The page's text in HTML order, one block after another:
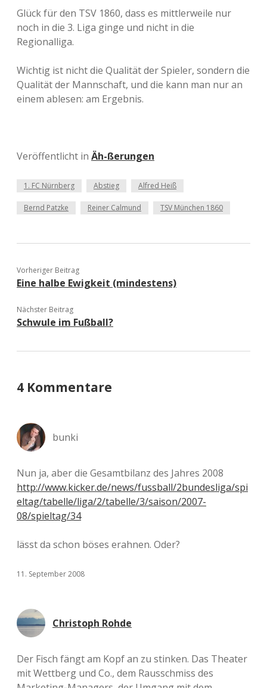
Glück für den TSV 1860, dass es mittlerweile nur
noch in die 3. Liga ginge und nicht in die
Regionalliga.
Wichtig ist nicht die Qualität der Spieler, sondern die
Qualität der Mannschaft, und die kann man nur an
einem ablesen: am Ergebnis.
Veröffentlicht in Äh-ßerungen
1. FC Nürnberg Abstieg Alfred Heiß
Bernd Patzke Reiner Calmund TSV München 1860
Vorheriger Beitrag
Eine halbe Ewigkeit (mindestens)
Nächster Beitrag
Schwule im Fußball?
4 Kommentare
bunki
Nun ja, aber die Gesamtbilanz des Jahres 2008
http://www.kicker.de/news/fussball/2bundesliga/spi
eltag/tabelle/liga/2/tabelle/3/saison/2007-
08/spieltag/34
lässt da schon böses erahnen. Oder?
11. September 2008
Christoph Rohde
Der Fisch fängt am Kopf an zu stinken. Das Theater
mit Wettberg und Co., dem Rausschmiss des